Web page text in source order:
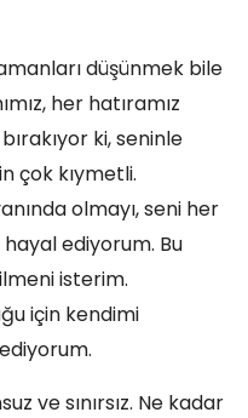
düşünmek bile
her hatıramız
ki, seninle
çok kıymetli.
olmayı, seni her
ediyorum. Bu
isterim.
için kendimi
ve sınırsız. Ne kadar